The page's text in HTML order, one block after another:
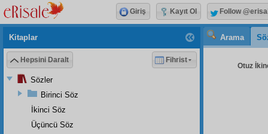
Arama
Otuz
Kitaplar
Hepsini Daralt Fihrist
Sözler
Birinci Söz
İkinci Söz
Üçüncü Söz
Giriş Kayıt Ol Follow